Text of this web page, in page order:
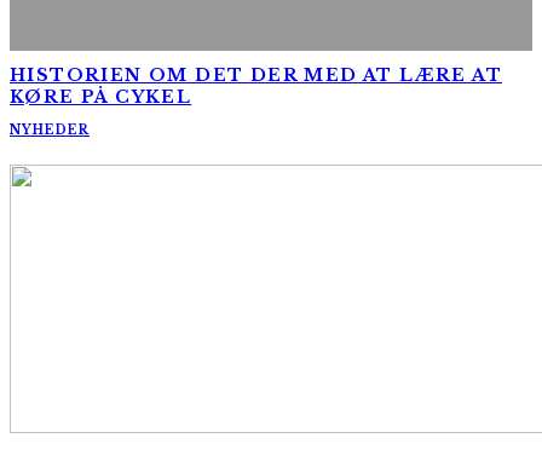
HISTORIEN OM DET DER MED AT LÆRE AT
KØRE PÅ CYKEL
NYHEDER